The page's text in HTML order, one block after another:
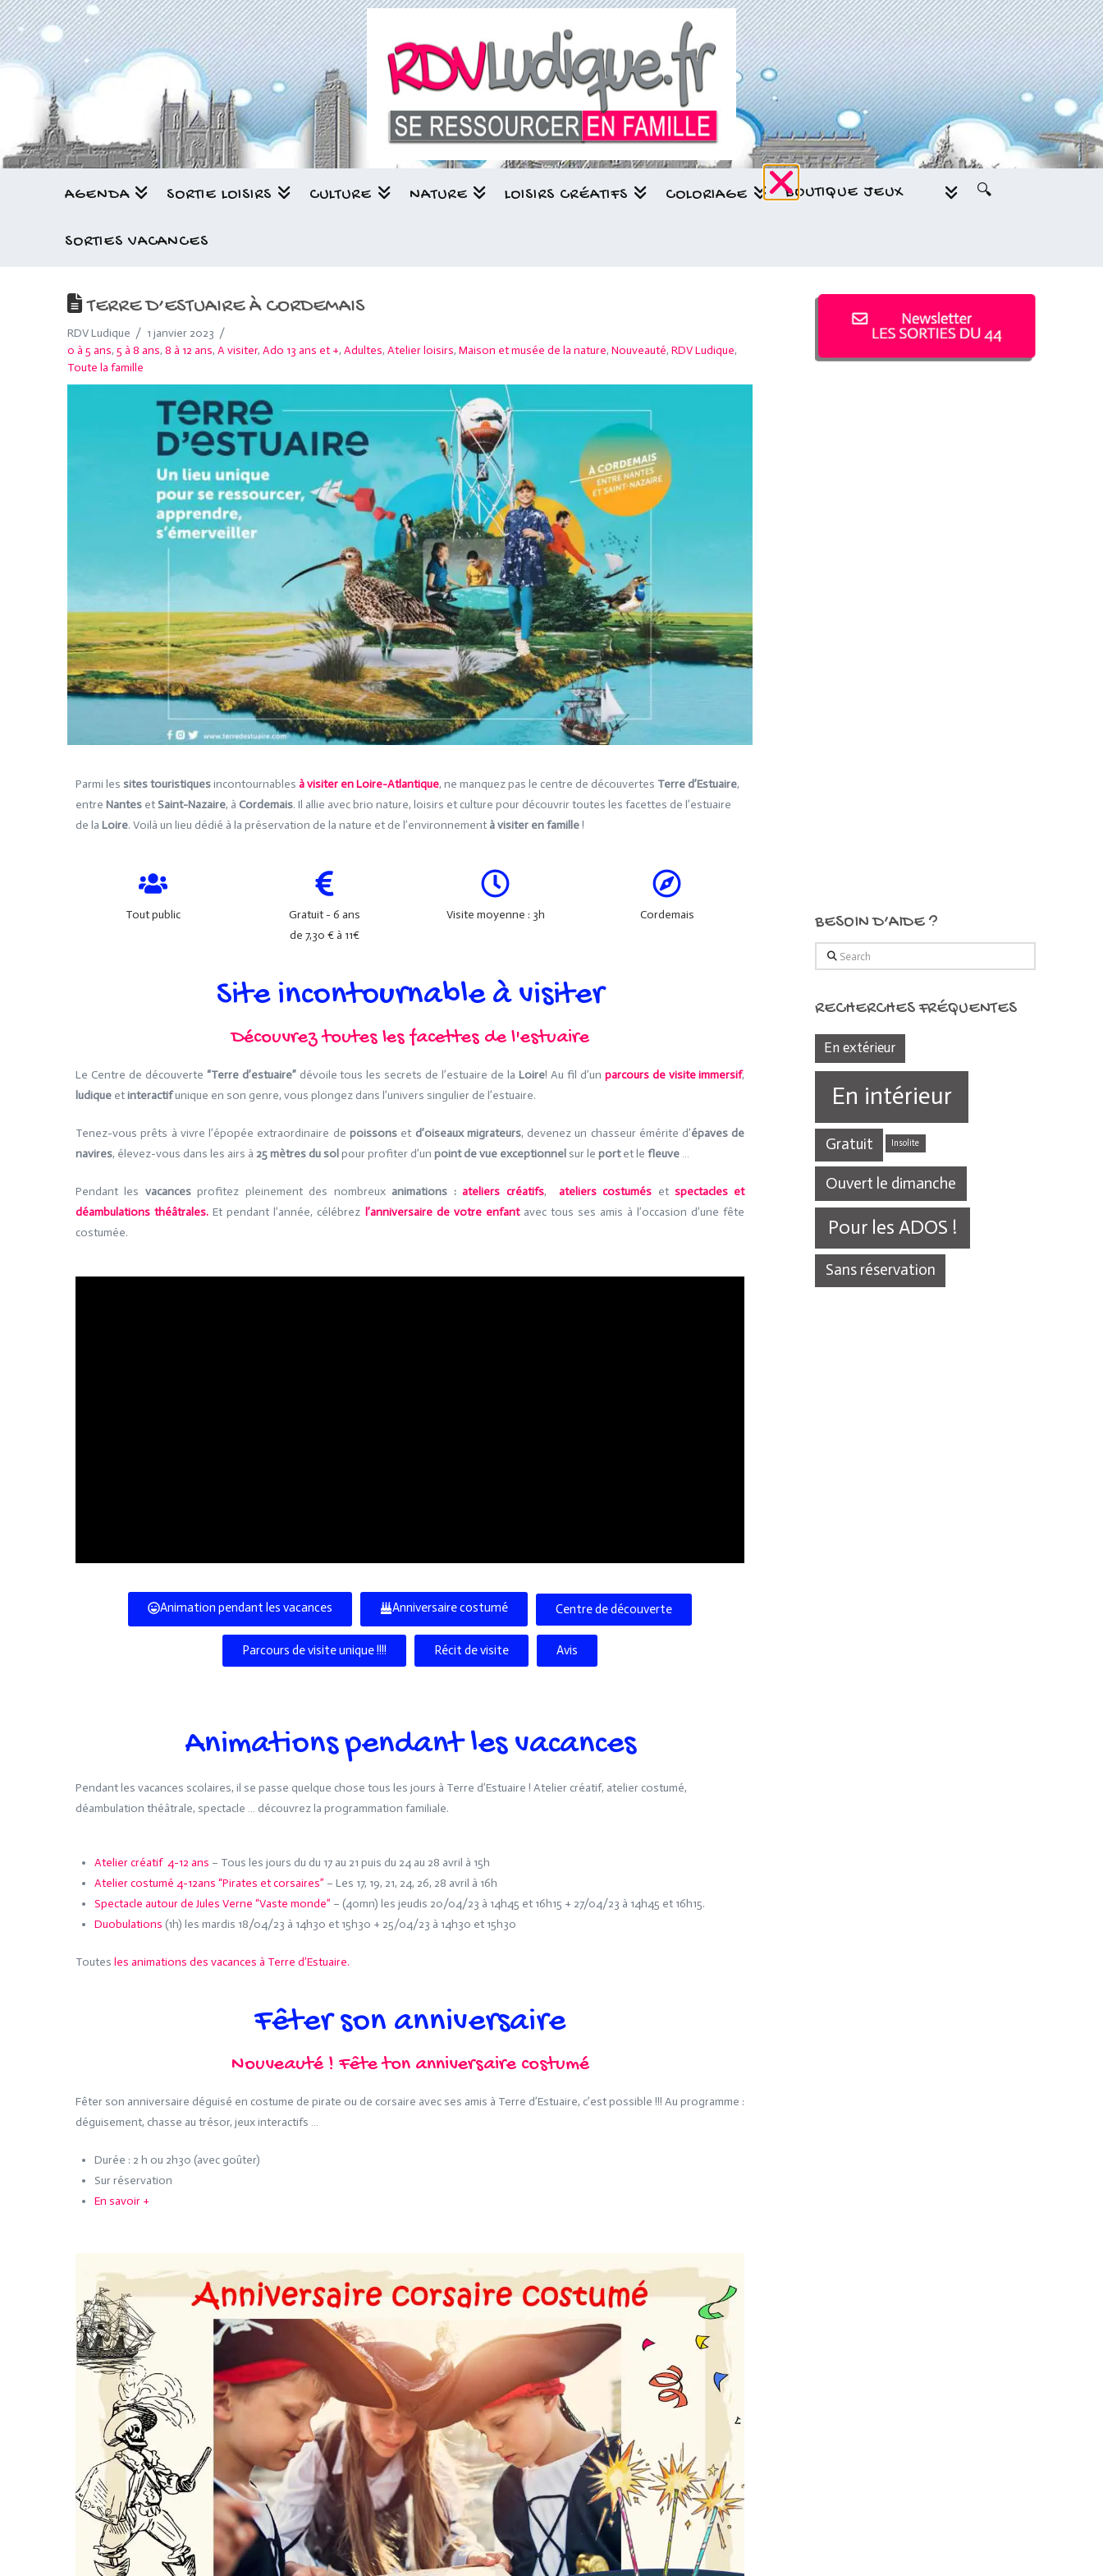
AGENDA SORTIE LOISIRS CULTURE NATURE LOISIRS CRÉATIFS COLORIAGE BOUTIQUE JEUX 🔍
SORTIES VACANCES
TERRE D’ESTUAIRE À CORDEMAIS
RDV Ludique
1 janvier 2023
0 à 5 ans, 5 à 8 ans, 8 à 12 ans, A visiter, Ado 13 ans et +, Adultes, Atelier loisirs, Maison et musée de la nature, Nouveauté, RDV Ludique,
Toute la famille
Parmi les sites touristiquesincontournables à visiter en Loire-Atlantique, ne manquez pas le centre de découvertes Terre d’Estuaire,
entre Nantes et Saint-Nazaire, à Cordemais. Il allie avec brio nature, loisirs et culture pour découvrir toutes les facettes de l’estuaire
de la Loire. Voilà un lieu dédié à la préservation de la nature et de l’environnement à visiter en famille!
Tout public
Gratuit - 6 ans
de 7,30 € à 11€
Visite moyenne : 3h Cordemais
Site incontournable à visiter
Découvrez toutes les facettes de l'estuaire
Le Centre de découverte “Terre d’estuaire”dévoile tous les secrets de l’estuaire de la Loire! Au fil d’un parcours de visite immersif,
ludique etinteractifunique en son genre, vous plongez dans l’univers singulier de l’estuaire.
Tenez-vous prêts à vivre l’épopée extraordinaire de poissonset d’oiseaux migrateurs, devenez un chasseur émérite d’épaves de
navires, élevez-vous dans les airs à 25 mètres du sol pour profiter d’un point de vue exceptionnel sur le portet le fleuve …
Pendant les vacancesprofitez pleinement des nombreux animations : ateliers créatifs, ateliers costumés etspectacles et
déambulations théâtrales. Et pendant l’année, célébrez l’anniversaire de votre enfantavec tous ses amis à l’occasion d’une fête
costumée.
Animation pendant les vacances Anniversaire costumé Centre de découverte
Parcours de visite unique !!!! Récit de visite Avis
Animations pendant les vacances
Pendant les vacances scolaires, il se passe quelque chose tous les jours à Terre d’Estuaire ! Atelier créatif, atelier costumé,
déambulation théâtrale, spectacle … découvrez la programmation familiale.
Atelier créatif 4-12 ans – Tous les jours du du 17 au 21 puis du 24 au 28 avril à 15h
Atelier costumé 4-12ans “Pirates et corsaires” – Les 17, 19, 21, 24, 26, 28 avril à 16h
Spectacle autour de Jules Verne “Vaste monde” – (40mn) les jeudis 20/04/23 à 14h45 et 16h15 + 27/04/23 à 14h45 et 16h15.
Duobulations (1h) les mardis 18/04/23 à 14h30 et 15h30 + 25/04/23 à 14h30 et 15h30
Toutes les animations des vacances à Terre d’Estuaire.
Fêter son anniversaire
Nouveauté ! Fête ton anniversaire costumé
Fêter son anniversaire déguisé en costume de pirate ou de corsaire avec ses amis à Terre d’Estuaire, c’est possible !!! Au programme :
déguisement, chasse au trésor, jeux interactifs …
Durée : 2 h ou 2h30 (avec goûter)
Sur réservation
En savoir +
BESOIN D’AIDE ?
Search
RECHERCHES FRÉQUENTES
En extérieur
En intérieur
Gratuit Insolite
Ouvert le dimanche
Pour les ADOS !
Sans réservation